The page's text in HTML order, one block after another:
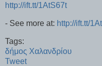
http://ift.tt/1AtS67t
- See more at: http://ift.tt/
Tags:
δήμος Χαλανδρίου
Tweet